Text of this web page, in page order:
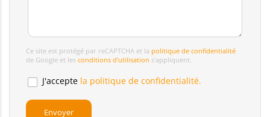
Ce site est protégé par reCAPTCHA et la politique de confidentialité
de Google et les conditions d'utilisation s'appliquent.
J'accepte la politique de confidentialité.